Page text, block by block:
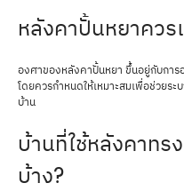
หลังคาปั้นหยาควร
องศาของหลังคาปั้นหยา ขึ้นอยู่กับกา
โดยควรกำหนดให้เหมาะสมเพื่อช่วยร
บ้าน
บ้านที่ใช้หลังคาทร
บ้าง?